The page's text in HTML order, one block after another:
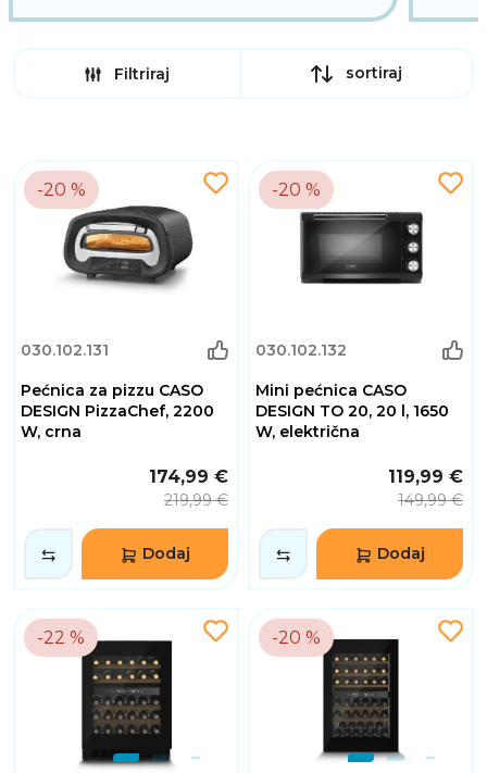
Filtriraj sortiraj
-20 %
030.102.131
Pećnica za pizzu CASO
DESIGN PizzaChef, 2200
W, crna
174,99 €
219,99 €
Dodaj
-20 %
030.102.132
Mini pećnica CASO
DESIGN TO 20, 20 l, 1650
W, električna
119,99 €
149,99 €
Dodaj
-22 % -20 %